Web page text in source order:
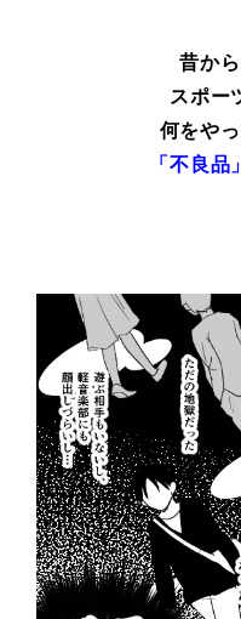
昔か
スポー
何をや
「不良品」